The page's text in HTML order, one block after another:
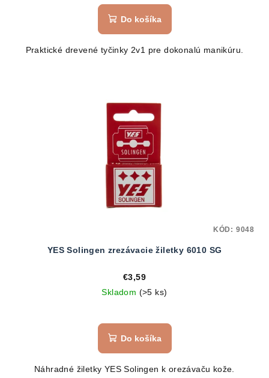
Do košíka
Praktické drevené tyčinky 2v1 pre dokonalú manikúru.
YES Solingen zrezávacie žiletky 6010 SG
€3,59
Skladom (>5 ks)
Do košíka
Náhradné žiletky YES Solingen k orezávaču kože.
KÓD: 9048